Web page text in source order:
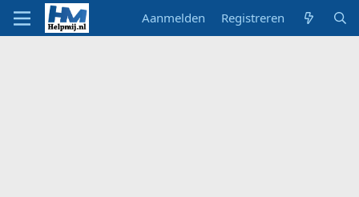
Aanmelden Registreren